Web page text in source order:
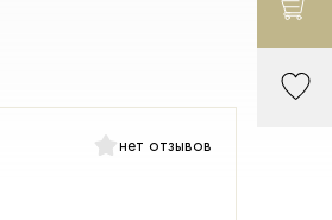
нет отзывов